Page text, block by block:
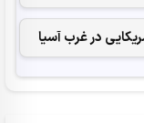
در غرب آسیا